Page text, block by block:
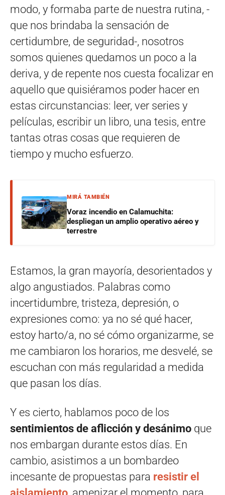
modo, y formaba parte de nuestra rutina, -
que nos brindaba la sensación de
certidumbre, de seguridad-, nosotros
somos quienes quedamos un poco a la
deriva, y de repente nos cuesta focalizar en
aquello que quisiéramos poder hacer en
estas circunstancias: leer, ver series y
películas, escribir un libro, una tesis, entre
tantas otras cosas que requieren de
tiempo y mucho esfuerzo.
MIRÁ TAMBIÉN
Voraz incendio en Calamuchita:
despliegan un amplio operativo aéreo y
terrestre
Estamos, la gran mayoría, desorientados y
algo angustiados. Palabras como
incertidumbre, tristeza, depresión, o
expresiones como: ya no sé qué hacer,
estoy harto/a, no sé cómo organizarme, se
me cambiaron los horarios, me desvelé, se
escuchan con más regularidad a medida
que pasan los días.
Y es cierto, hablamos poco de los
sentimientos de aflicción y desánimo que
nos embargan durante estos días. En
cambio, asistimos a un bombardeo
incesante de propuestas para resistir el